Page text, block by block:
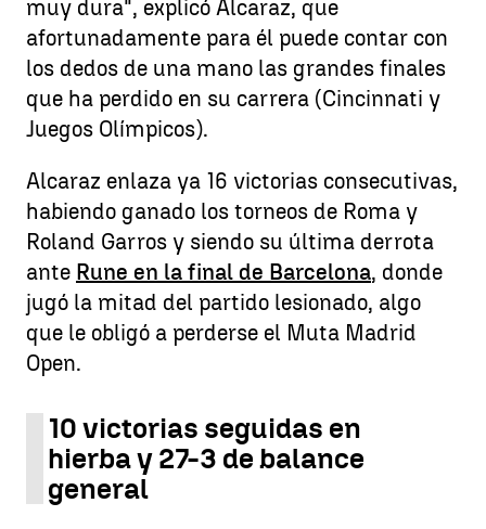
muy dura", explicó Alcaraz, que
afortunadamente para él puede contar con
los dedos de una mano las grandes finales
que ha perdido en su carrera (Cincinnati y
Juegos Olímpicos).
Alcaraz enlaza ya 16 victorias consecutivas,
habiendo ganado los torneos de Roma y
Roland Garros y siendo su última derrota
ante Rune en la final de Barcelona, donde
jugó la mitad del partido lesionado, algo
que le obligó a perderse el Muta Madrid
Open.
10 victorias seguidas en
hierba y 27-3 de balance
general